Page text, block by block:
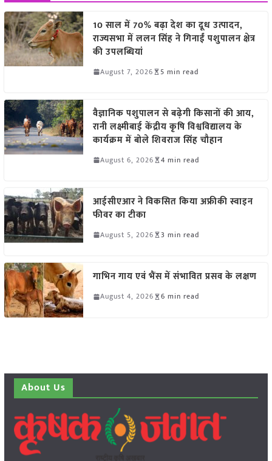
10 साल में 70% बढ़ा देश का दूध उत्पादन,
राज्यसभा में ललन सिंह ने गिनाईं पशुपालन क्षेत्र
की उपलब्धियां
August 7, 2026 5 min read
वैज्ञानिक पशुपालन से बढ़ेगी किसानों की आय,
रानी लक्ष्मीबाई केंद्रीय कृषि विश्वविद्यालय के
कार्यक्रम में बोले शिवराज सिंह चौहान
August 6, 2026 4 min read
आईसीएआर ने विकसित किया अफ्रीकी स्वाइन
फीवर का टीका
August 5, 2026 3 min read
गाभिन गाय एवं भैंस में संभावित प्रसव के लक्षण
August 4, 2026 6 min read
About Us